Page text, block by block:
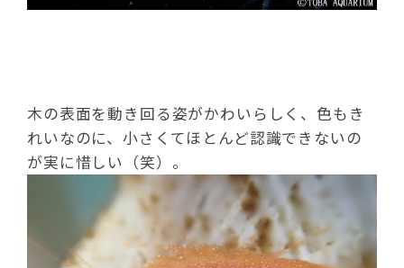
木の表面を動き回る姿がかわいらしく、色もき
れいなのに、小さくてほとんど認識できないの
が実に惜しい（笑）。